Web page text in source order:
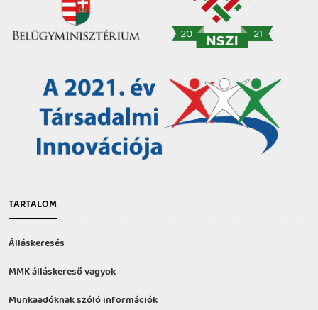
TARTALOM
Álláskeresés
MMK álláskereső vagyok
Munkaadóknak szóló információk